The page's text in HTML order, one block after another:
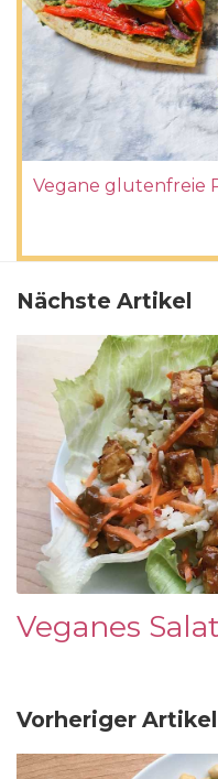
Vegane glutenfreie
Nächste Artikel
Veganes
Vorheriger Artikel